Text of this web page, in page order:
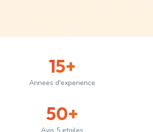
15+
Annees d'experience
50+